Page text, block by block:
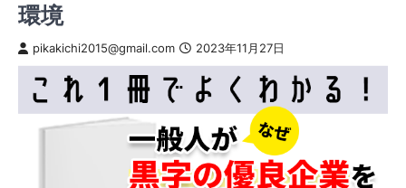
環境
pikakichi2015@gmail.com 2023年11月27日